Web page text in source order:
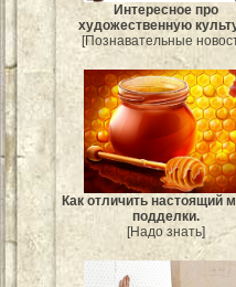
Интересное про
художественную
[Познавательные
Как отличить настоящий
подделки.
[Надо знать]